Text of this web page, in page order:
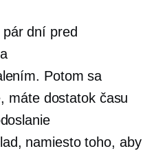
dní pred
Potom sa
máte dostatok času
namiesto toho, aby